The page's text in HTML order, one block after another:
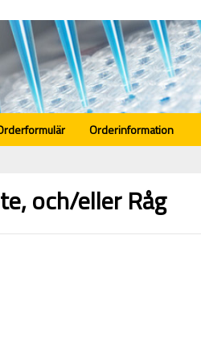
Orderinformation
och/eller Råg